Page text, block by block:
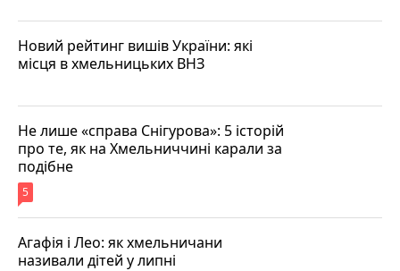
Новий рейтинг вишів України: які
місця в хмельницьких ВНЗ
Не лише «справа Снігурова»: 5 історій
про те, як на Хмельниччині карали за
подібне
5
Агафія і Лео: як хмельничани
називали дітей у липні